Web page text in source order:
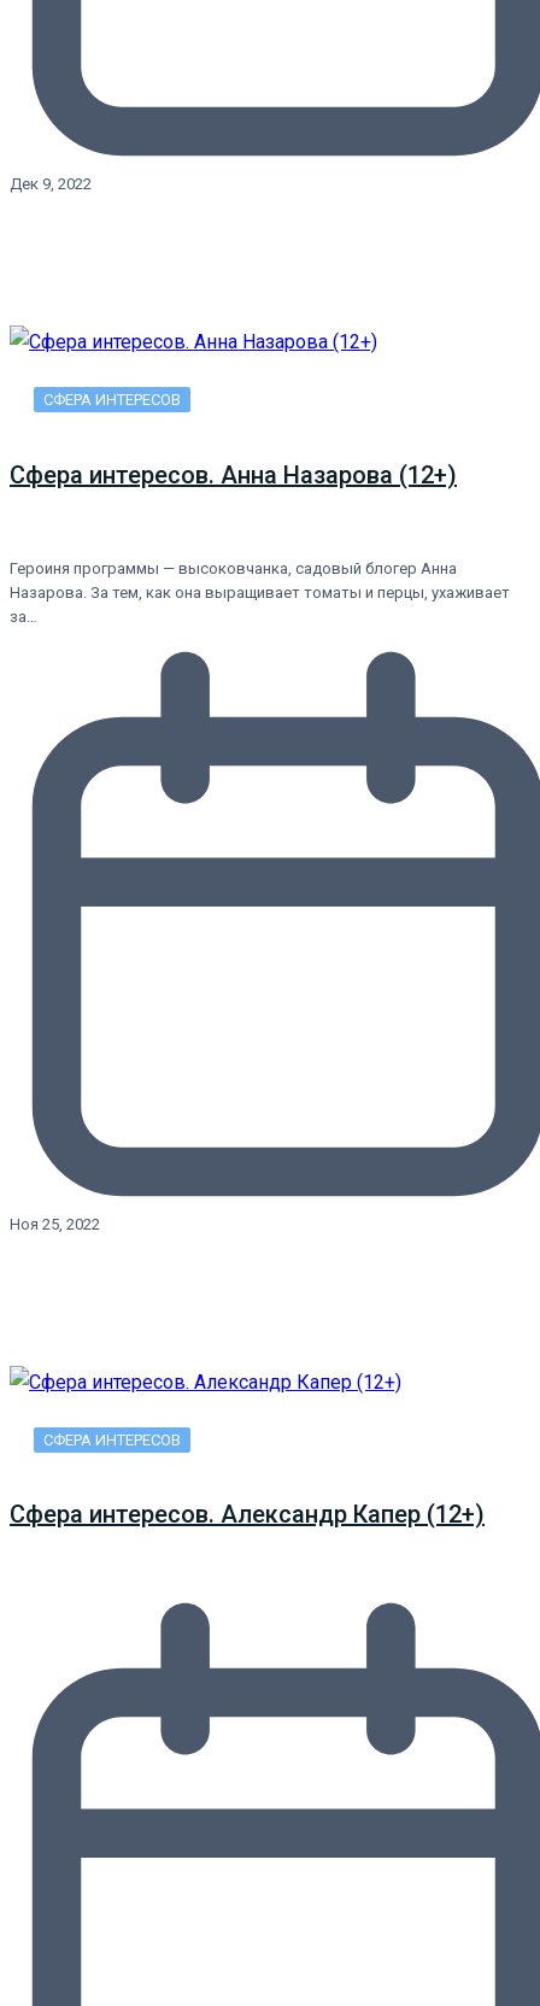
Дек 9, 2022
СФЕРА ИНТЕРЕСОВ
Сфера интересов. Анна Назарова (12+)
Героиня программы — высоковчанка, садовый блогер Анна
Назарова. За тем, как она выращивает томаты и перцы, ухаживает
за…
Ноя 25, 2022
СФЕРА ИНТЕРЕСОВ
Сфера интересов. Александр Капер (12+)